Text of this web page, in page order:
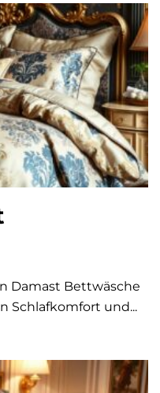
Damast Bettwäsche
Schlafkomfort und...